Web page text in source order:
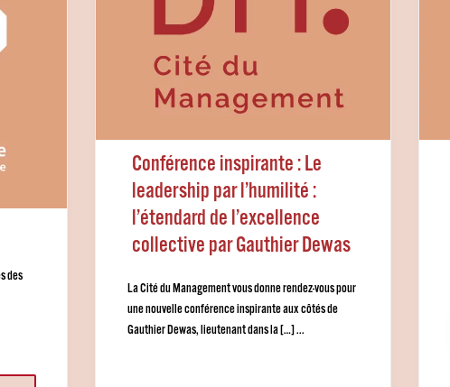
Conférence inspirante : Le
leadership par l’humilité :
l’étendard de l’excellence
collective par Gauthier Dewas
La Cité du Management vous donne rendez-vous pour
une nouvelle conférence inspirante aux côtés de
Gauthier Dewas, lieutenant dans la […] ...
des